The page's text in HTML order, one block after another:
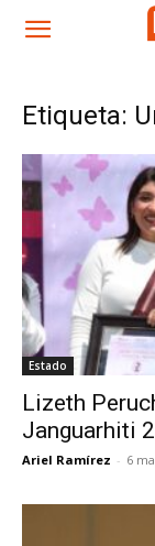
Etiqueta:
Estado
Lizeth
Janguarhiti
Ariel Ramírez - 6